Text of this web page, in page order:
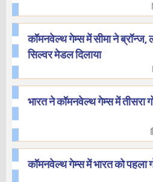
कॉमनवेल्थ गेम्स में सीमा ने ब्रॉन्ज,
सिल्वर मेडल दिलाया
भारत ने कॉमनवेल्थ गेम्स में तीसरा
कॉमनवेल्थ गेम्स में भारत को पहला